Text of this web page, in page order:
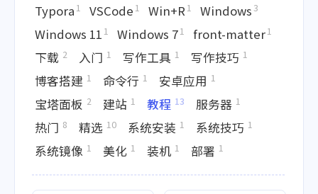
Typora 1 VSCode 1 Win+R 1 Windows3
Windows 11 1 Windows 71 front-matter1
下载 2 入门 1 写作工具 1 写作技巧 1
博客搭建 1 命令行 1 安卓应用 1
宝塔面板 2 建站 1 教程 13 服务器 1
热门 8 精选 10 系统安装 1 系统技巧 1
系统镜像 1 美化 1 装机 1 部署 1